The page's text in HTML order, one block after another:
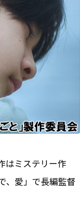
はミステリー作
、愛」で長編監督